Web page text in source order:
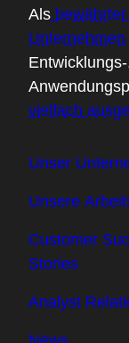
Als
Unternehmen
vielfach
Unser
Unsere
Customer
Stories
Analyst